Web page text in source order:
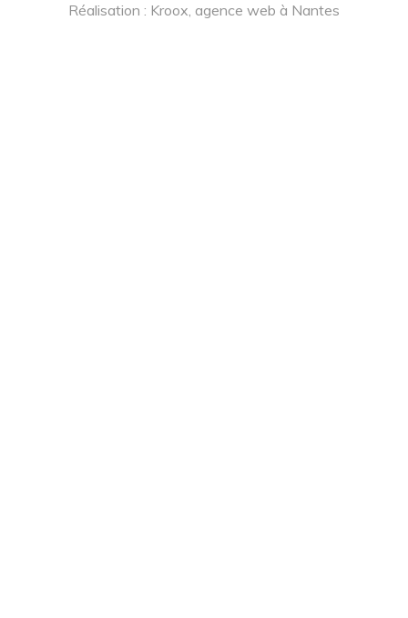
Réalisation : Kroox, agence web à Nantes